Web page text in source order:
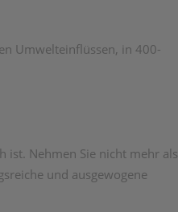
Umwelteinflüssen, in 400-
ist. Nehmen Sie nicht mehr als
und ausgewogene